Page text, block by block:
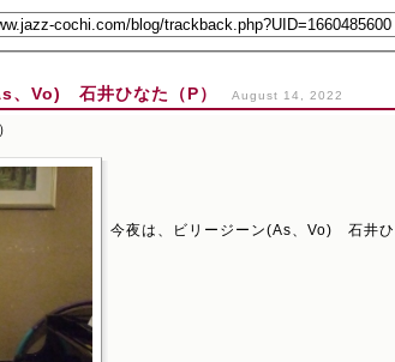
、Vo) 石井ひなた（P） August 14, 2022
今夜は、ビリージーン(As、Vo) 石井ひ